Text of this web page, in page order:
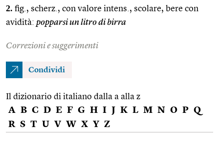
2. fig., scherz., con valore intens., scolare, bere con
avidità: popparsi un litro di birra
Correzioni e suggerimenti
Condividi
Il dizionario di italiano dalla a alla z
A B C D E F G H I J K L M N O P Q
R S T U V W X Y Z